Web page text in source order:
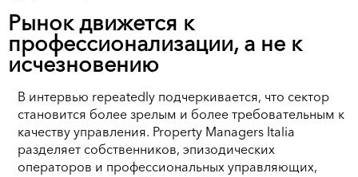
Рынок движется к
профессионализации, а не к
исчезновению
В интервью repeatedly подчеркивается, что сектор
становится более зрелым и более требовательным к
качеству управления. Property Managers Italia
разделяет собственников, эпизодических
операторов и профессиональных управляющих,